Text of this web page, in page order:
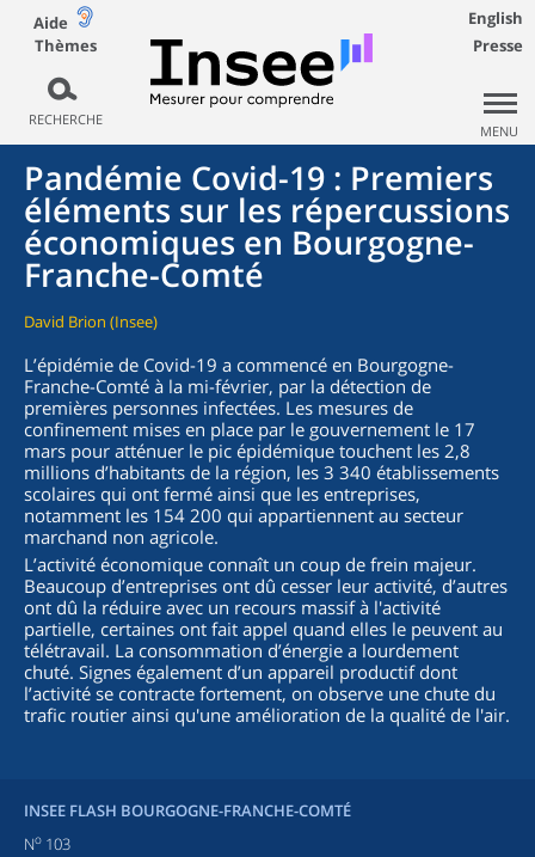
Aide
Thèmes
RECHERCHE
English
Presse
MENU
Pandémie Covid-19 : Premiers
éléments sur les répercussions
économiques en Bourgogne-
Franche-Comté
David Brion (Insee)
L’épidémie de Covid-19 a commencé en Bourgogne-
Franche-Comté à la mi-février, par la détection de
premières personnes infectées. Les mesures de
confinement mises en place par le gouvernement le 17
mars pour atténuer le pic épidémique touchent les 2,8
millions d’habitants de la région, les 3 340 établissements
scolaires qui ont fermé ainsi que les entreprises,
notamment les 154 200 qui appartiennent au secteur
marchand non agricole.
L’activité économique connaît un coup de frein majeur.
Beaucoup d’entreprises ont dû cesser leur activité, d’autres
ont dû la réduire avec un recours massif à l'activité
partielle, certaines ont fait appel quand elles le peuvent au
télétravail. La consommation d’énergie a lourdement
chuté. Signes également d’un appareil productif dont
l’activité se contracte fortement, on observe une chute du
trafic routier ainsi qu'une amélioration de la qualité de l'air.
INSEE FLASH BOURGOGNE-FRANCHE-COMTÉ
No 103